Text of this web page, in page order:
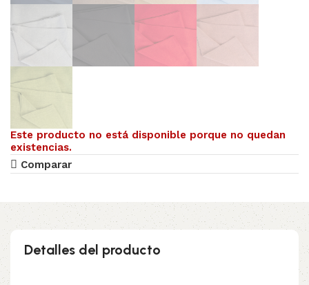
Este producto no está disponible porque no quedan
existencias.
Comparar
Detalles del producto